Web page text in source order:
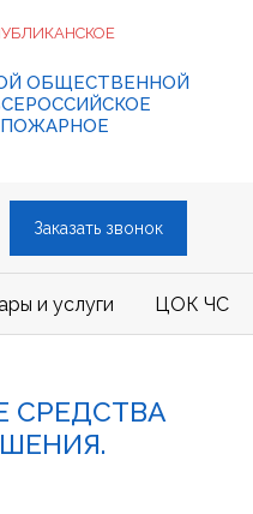
ОБЩЕСТВЕННОЙ
Заказать звонок
и услуги ЦОК ЧС
СРЕДСТВА